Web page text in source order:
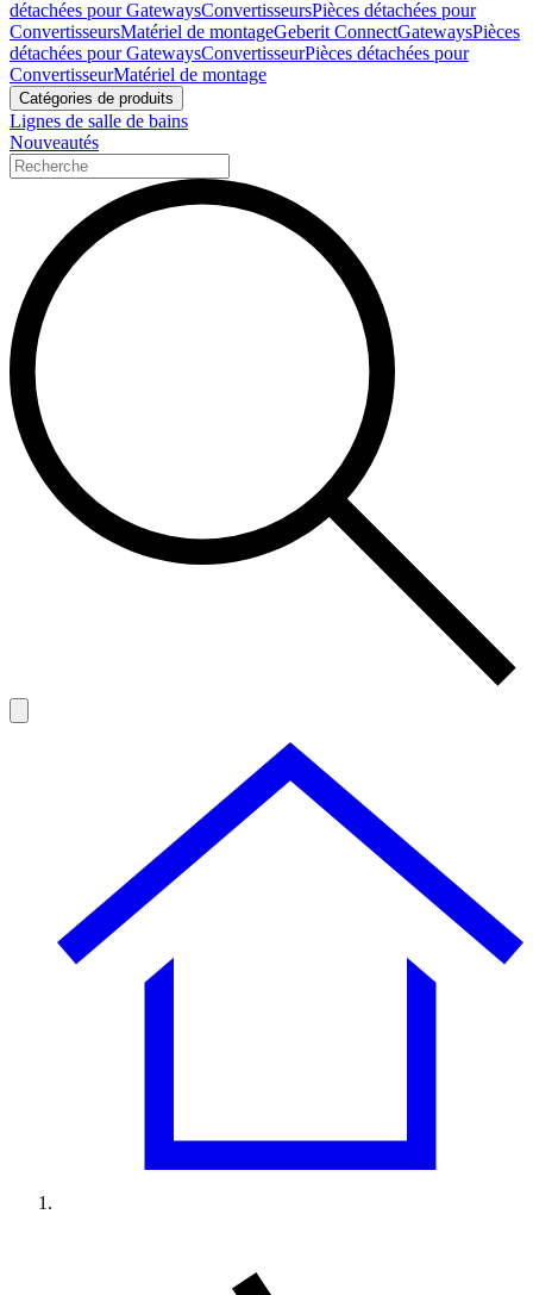
détachées pour GatewaysConvertisseursPièces détachées pour
ConvertisseursMatériel de montageGeberit ConnectGatewaysPièces
détachées pour GatewaysConvertisseurPièces détachées pour
ConvertisseurMatériel de montage
Catégories de produits
Lignes de salle de bains
Nouveautés